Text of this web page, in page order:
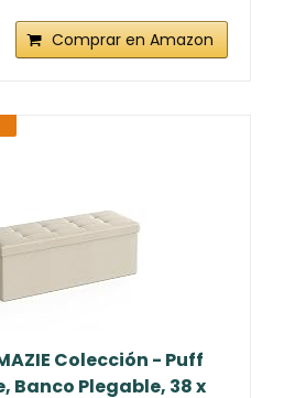
Comprar en Amazon
Colección - Puff
Banco Plegable, 38 x